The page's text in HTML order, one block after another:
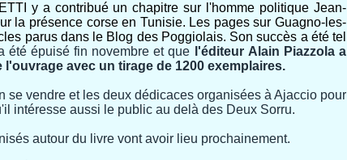
y a contribué un chapitre sur l'homme politique Jean-
la présence corse en Tunisie. Les pages sur Guagno-les-
parus dans le Blog des Poggiolais. Son succès a été tel
été épuisé fin novembre et que l'éditeur Alain Piazzola a
l'ouvrage avec un tirage de 1200 exemplaires.
se vendre et les deux dédicaces organisées à Ajaccio pour
intéresse aussi le public au delà des Deux Sorru.
autour du livre vont avoir lieu prochainement.